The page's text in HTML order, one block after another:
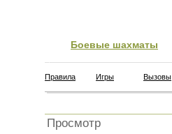
Боевые шахматы
Правила Игры Вызовы
Просмотр